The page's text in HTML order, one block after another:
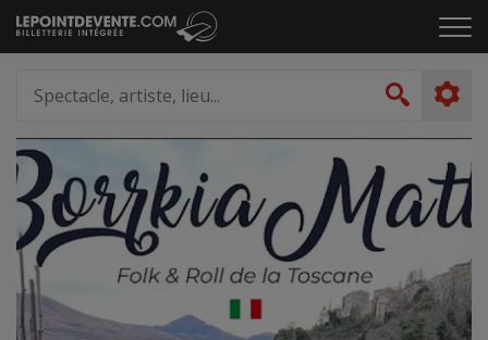
Passer
au
le
artiste,
lieu...